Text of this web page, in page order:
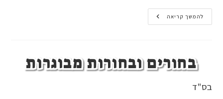
להמשך קריאה חיוב
ידיעת
בחורים ובחורות מבוגרות
בס"ד